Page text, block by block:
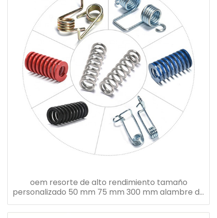
oem resorte de alto rendimiento tamaño
personalizado 50 mm 75 mm 300 mm alambre de
acero espiral ajustable resorte de compresión
largo